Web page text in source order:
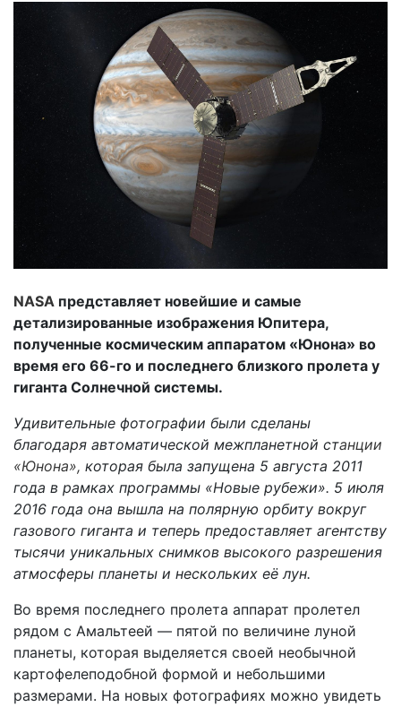
NASA представляет новейшие и самые
детализированные изображения Юпитера,
полученные космическим аппаратом «Юнона» во
время его 66-го и последнего близкого пролета у
гиганта Солнечной системы.
Удивительные фотографии были сделаны
благодаря автоматической межпланетной станции
«Юнона», которая была запущена 5 августа 2011
года в рамках программы «Новые рубежи». 5 июля
2016 года она вышла на полярную орбиту вокруг
газового гиганта и теперь предоставляет агентству
тысячи уникальных снимков высокого разрешения
атмосферы планеты и нескольких её лун.
Во время последнего пролета аппарат пролетел
рядом с Амальтеей — пятой по величине луной
планеты, которая выделяется своей необычной
картофелеподобной формой и небольшими
размерами. На новых фотографиях можно увидеть